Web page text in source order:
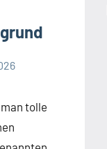
tolle